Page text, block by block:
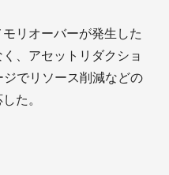
リオーバーが発生した
、アセットリダクショ
でリソース削減などの
た。